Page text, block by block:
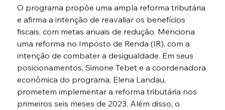
O programa propõe uma ampla reforma tributária
e afirma a intenção de reavaliar os benefícios
fiscais, com metas anuais de redução. Menciona
uma reforma no Imposto de Renda (IR), com a
intenção de combater a desigualdade. Em seus
posicionamentos, Simone Tebet e a coordenadora
econômica do programa, Elena Landau,
prometem implementar a reforma tributária nos
primeiros seis meses de 2023. Além disso, o